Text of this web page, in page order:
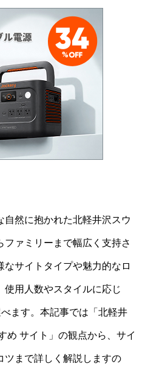
然に抱かれた北軽井沢スウ
ファミリーまで幅広く支持さ
サイトタイプや魅力的なロ
用人数やスタイルに応じ
ます。本記事では「北軽井
め サイト」の観点から、サイ
ツまで詳しく解説しますの